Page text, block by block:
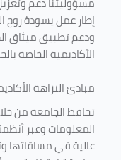
إطار عمل يسودهُ روح
ودعم تطبيق ميثاق
الأكاديمية الخاصة
مبادئ النزاهة
تحافظ الجامعة من
المعلومات وعبر
عالية في مساقاتها